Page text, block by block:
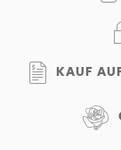
KAUF